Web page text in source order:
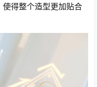
得整个造型更加贴合